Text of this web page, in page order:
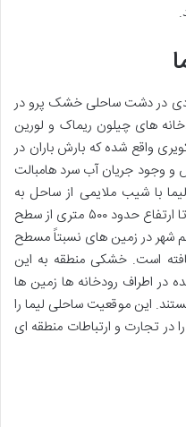
در دشت ساحلی خشک پرو در
های چیلون ریماک و لورین
واقع شده که بارش باران در
و وجود جریان آب سرد هامبالت
با شیب ملایمی از ساحل به
سمت شرق و دامنه های کوهستانی که تا ارتفاع حدود ۵۰۰ متری از سطح
شهر در زمین های نسبتاً مسطح
است. خشکی منطقه به این
در اطراف رودخانه ها زمین ها
این موقعیت ساحلی لیما را
در تجارت و ارتباطات منطقه ای